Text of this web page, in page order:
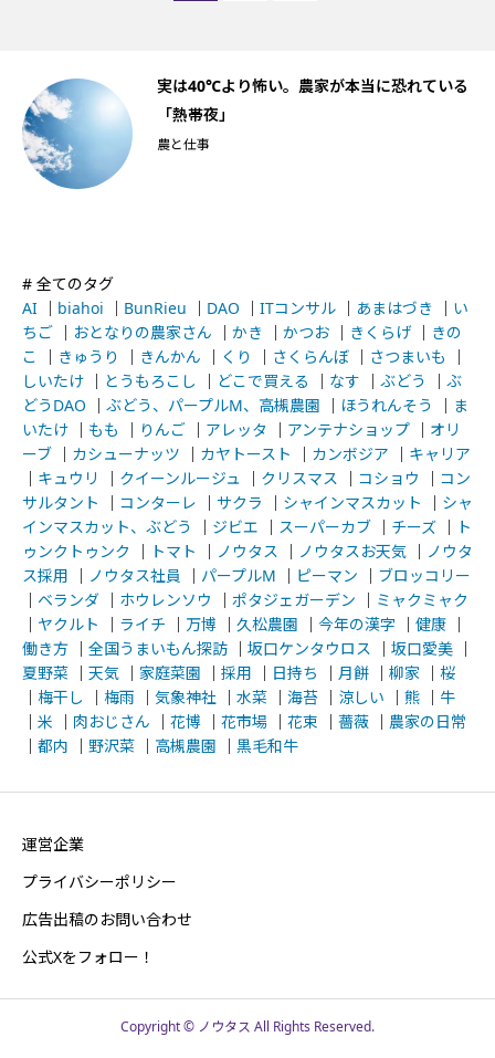
実は40℃より怖い。農家が本当に恐れている
「熱帯夜」
農と仕事
# 全てのタグ
AI ｜ biahoi ｜ BunRieu ｜ DAO ｜ ITコンサル ｜ あまはづき ｜ い
ちご ｜ おとなりの農家さん ｜ かき ｜ かつお ｜ きくらげ｜ きの
こ
｜ きゅうり ｜ きんかん ｜ くり ｜ さくらんぼ ｜ さつまいも
｜
しいたけ ｜ とうもろこし ｜ どこで買える ｜ なす ｜ ぶどう ｜ ぶ
どうDAO ｜ ぶどう、パープルM、高槻農園 ｜ ほうれんそう ｜ ま
いたけ ｜ もも ｜ りんご ｜ アレッタ ｜ アンテナショップ ｜ オリ
ーブ ｜ カシューナッツ ｜ カヤトースト ｜ カンボジア ｜ キャリア
｜ キュウリ ｜ クイーンルージュ ｜ クリスマス ｜ コショウ ｜ コン
サルタント
｜ コンターレ ｜ サクラ ｜ シャインマスカット ｜ シャ
インマスカット、ぶどう
｜ ジビエ ｜ スーパーカブ ｜ チーズ ｜ ト
ゥンクトゥンク
｜ トマト ｜ ノウタス ｜ ノウタスお天気 ｜ ノウタ
ス採用 ｜ ノウタス社員 ｜ パープルM ｜ ピーマン ｜ ブロッコリー
｜ ベランダ ｜ ホウレンソウ ｜ ポタジェガーデン ｜ ミャクミャク
｜ ヤクルト ｜ ライチ ｜ 万博 ｜ 久松農園 ｜ 今年の漢字 ｜ 健康 ｜
働き方 ｜ 全国うまいもん探訪 ｜ 坂口ケンタウロス ｜ 坂口愛美 ｜
夏野菜 ｜ 天気 ｜ 家庭菜園 ｜ 採用 ｜ 日持ち ｜ 月餅 ｜ 柳家 ｜ 桜
｜ 梅干し ｜ 梅雨 ｜ 気象神社 ｜ 水菜 ｜ 海苔 ｜ 涼しい ｜ 熊 ｜ 牛
｜ 米 ｜ 肉おじさん ｜ 花博 ｜ 花市場 ｜ 花束 ｜ 薔薇 ｜ 農家の日常
｜ 都内 ｜ 野沢菜 ｜ 高槻農園 ｜ 黒毛和牛
運営企業
プライバシーポリシー
広告出稿のお問い合わせ
公式Xをフォロー！
Copyright © ノウタス All Rights Reserved.